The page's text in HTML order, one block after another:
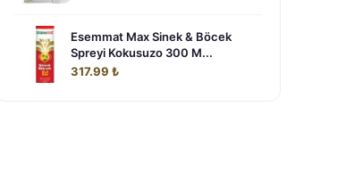
Esemmat Max Sinek & Böcek
Spreyi Kokusuzo 300 M...
317.99 ₺